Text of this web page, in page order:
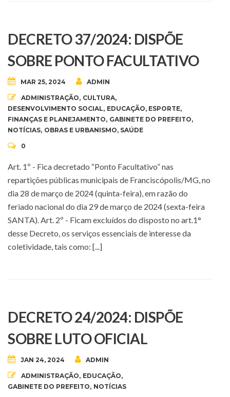
DECRETO 37/2024: DISPÕE
SOBRE PONTO FACULTATIVO
MAR 25, 2024 ADMIN
ADMINISTRAÇÃO, CULTURA,
DESENVOLVIMENTO SOCIAL, EDUCAÇÃO, ESPORTE,
FINANÇAS E PLANEJAMENTO, GABINETE DO PREFEITO,
NOTÍCIAS, OBRAS E URBANISMO, SAÚDE
0
Art. 1º - Fica decretado “Ponto Facultativo” nas
repartições públicas municipais de Franciscópolis/MG, no
dia 28 de março de 2024 (quinta-feira), em razão do
feriado nacional do dia 29 de março de 2024 (sexta-feira
SANTA). Art. 2º - Ficam excluídos do disposto no art.1°
desse Decreto, os serviços essenciais de interesse da
coletividade, tais como: [...]
DECRETO 24/2024: DISPÕE
SOBRE LUTO OFICIAL
JAN 24, 2024 ADMIN
ADMINISTRAÇÃO, EDUCAÇÃO,
GABINETE DO PREFEITO, NOTÍCIAS